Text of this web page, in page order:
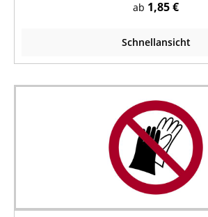
ab 1,85 €
Schnellansicht